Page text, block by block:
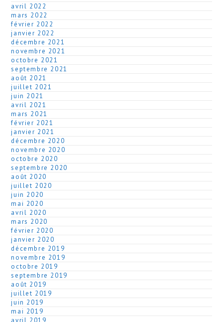
avril 2022
mars 2022
février 2022
janvier 2022
décembre 2021
novembre 2021
octobre 2021
septembre 2021
août 2021
juillet 2021
juin 2021
avril 2021
mars 2021
février 2021
janvier 2021
décembre 2020
novembre 2020
octobre 2020
septembre 2020
août 2020
juillet 2020
juin 2020
mai 2020
avril 2020
mars 2020
février 2020
janvier 2020
décembre 2019
novembre 2019
octobre 2019
septembre 2019
août 2019
juillet 2019
juin 2019
mai 2019
avril 2019